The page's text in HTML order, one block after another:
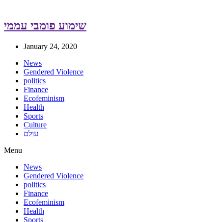
שימוע פומבי עממי
January 24, 2020
News
Gendered Violence
politics
Finance
Ecofeminism
Health
Sports
Culture
עולם
Menu
News
Gendered Violence
politics
Finance
Ecofeminism
Health
Sports